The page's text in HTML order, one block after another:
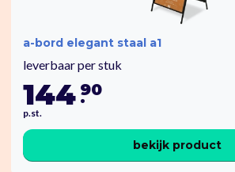
a-bord elegant staal a1
leverbaar per stuk
144 .
90
p.st.
bekijk product